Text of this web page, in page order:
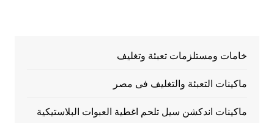
خامات ومستلزمات تعبئة وتغليف
ماكينات التعبئة والتغليف فى مصر
ماكينات اندكشن سيل تلحم اغطية العبوات البلاستيكية